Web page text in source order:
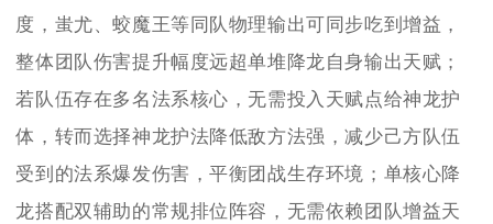
度，蚩尤、蛟魔王等同队物理输出可同步吃到增益，
整体团队伤害提升幅度远超单堆降龙自身输出天赋；
若队伍存在多名法系核心，无需投入天赋点给神龙护
体，转而选择神龙护法降低敌方法强，减少己方队伍
受到的法系爆发伤害，平衡团战生存环境；单核心降
龙搭配双辅助的常规排位阵容，无需依赖团队增益天